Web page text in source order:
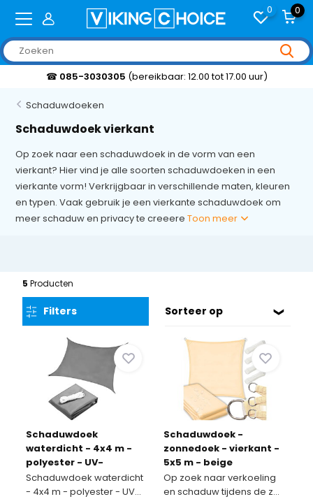
0 0
☎ 085-3030305 (bereikbaar: 12.00 tot 17.00 uur)
Schaduwdoeken
Schaduwdoek vierkant
Op zoek naar een schaduwdoek in de vorm van een
vierkant? Hier vind je alle soorten schaduwdoeken in een
vierkante vorm! Verkrijgbaar in verschillende maten, kleuren
en typen. Vaak gebruik je een vierkante schaduwdoek om
meer schaduw en privacy te creeereToon meer
5Producten
Filters Sorteer op
Schaduwdoek
waterdicht - 4x4 m -
polyester - UV-
bescherming
Schaduwdoek waterdicht
- 4x4 m - polyester - UV...
Schaduwdoek -
zonnedoek - vierkant -
5x5 m - beige
Op zoek naar verkoeling
en schaduw tijdens de z...